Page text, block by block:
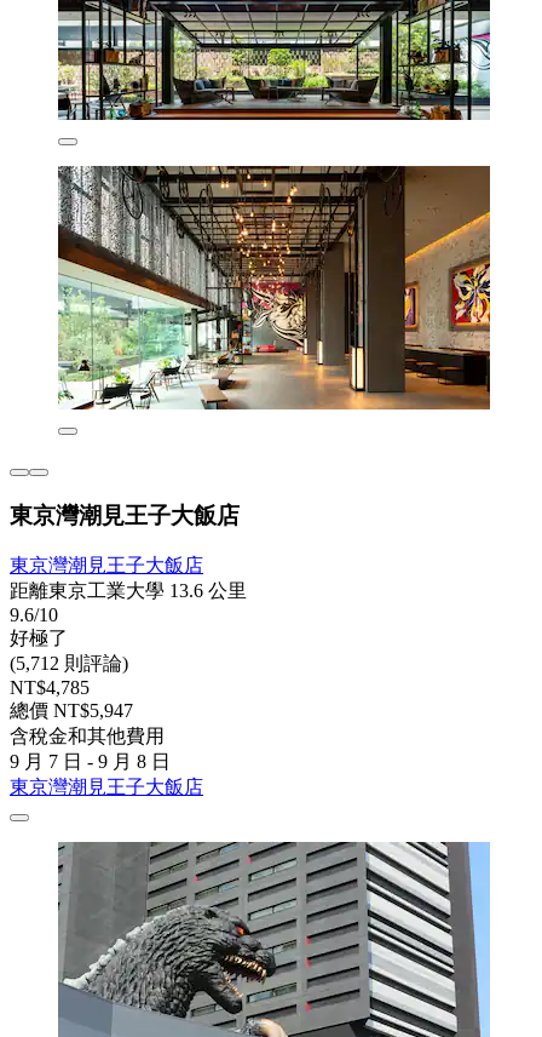
東京灣潮見王子大飯店
東京灣潮見王子大飯店
距離東京工業大學 13.6 公里
9.6/10
好極了
(5,712 則評論)
NT$4,785
總價 NT$5,947
含稅金和其他費用
9 月 7 日 - 9 月 8 日
東京灣潮見王子大飯店